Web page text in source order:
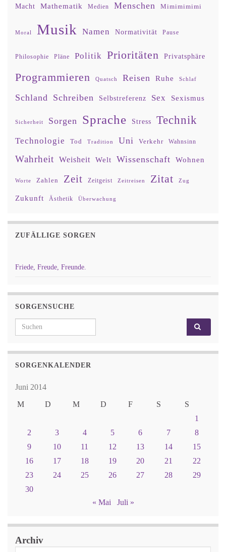
Macht Mathematik Medien Menschen Mimimimimi
Moral Musik Namen Normativität Pause
Philosophie Pläne Politik Prioritäten Privatsphäre
Programmieren Quatsch Reisen Ruhe Schlaf
Schland Schreiben Selbstreferenz Sex Sexismus
Sicherheit Sorgen Sprache Stress Technik
Technologie Tod Tradition Uni Verkehr Wahnsinn
Wahrheit Weisheit Welt Wissenschaft Wohnen
Worte Zahlen Zeit Zeitgeist Zeitreisen Zitat Zug
Zukunft Ästhetik Überwachung
ZUFÄLLIGE SORGEN
Friede, Freude, Freunde.
SORGENSUCHE
Search for:
SORGENKALENDER
Juni 2014
M
D M D F S
S
1
2
3 4 5 6 7
8
9
10 11 12 13 14
15
16
17 18 19 20 21
22
23
24 25 26 27 28
29
30
« Mai
Juli »
Archiv